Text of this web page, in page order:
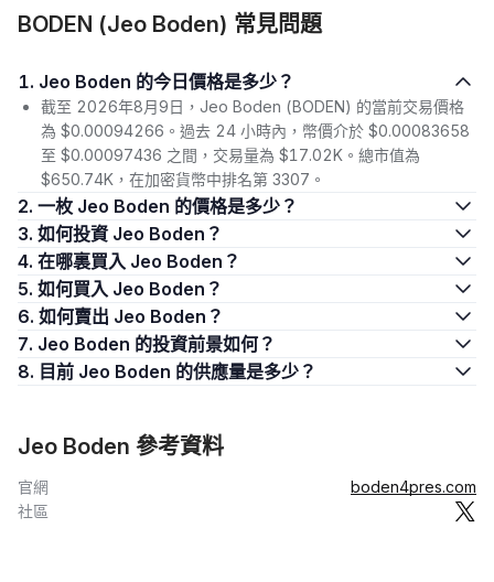
BODEN (Jeo Boden) 常見問題
1. Jeo Boden 的今日價格是多少？
截至 2026年8月9日，Jeo Boden (BODEN) 的當前交易價格
為 $0.00094266。過去 24 小時內，幣價介於 $0.00083658
至 $0.00097436 之間，交易量為 $17.02K。總市值為
$650.74K，在加密貨幣中排名第 3307。
2. 一枚 Jeo Boden 的價格是多少？
3. 如何投資 Jeo Boden？
4. 在哪裏買入 Jeo Boden？
5. 如何買入 Jeo Boden？
6. 如何賣出 Jeo Boden？
7. Jeo Boden 的投資前景如何？
8. 目前 Jeo Boden 的供應量是多少？
Jeo Boden 參考資料
官網
boden4pres.com
社區